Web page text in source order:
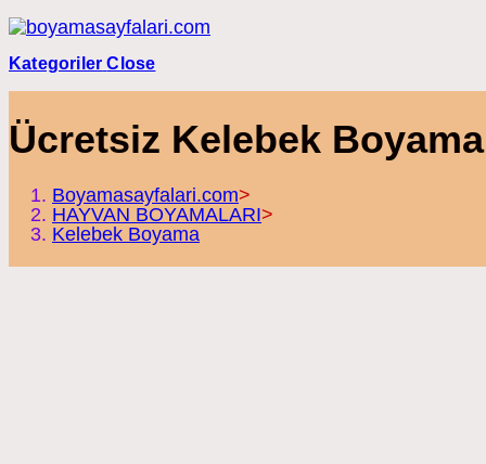
Skip
to
content
Kategoriler Close
Ücretsiz Kelebek Boyama
Boyamasayfalari.com>
HAYVAN BOYAMALARI>
Kelebek Boyama